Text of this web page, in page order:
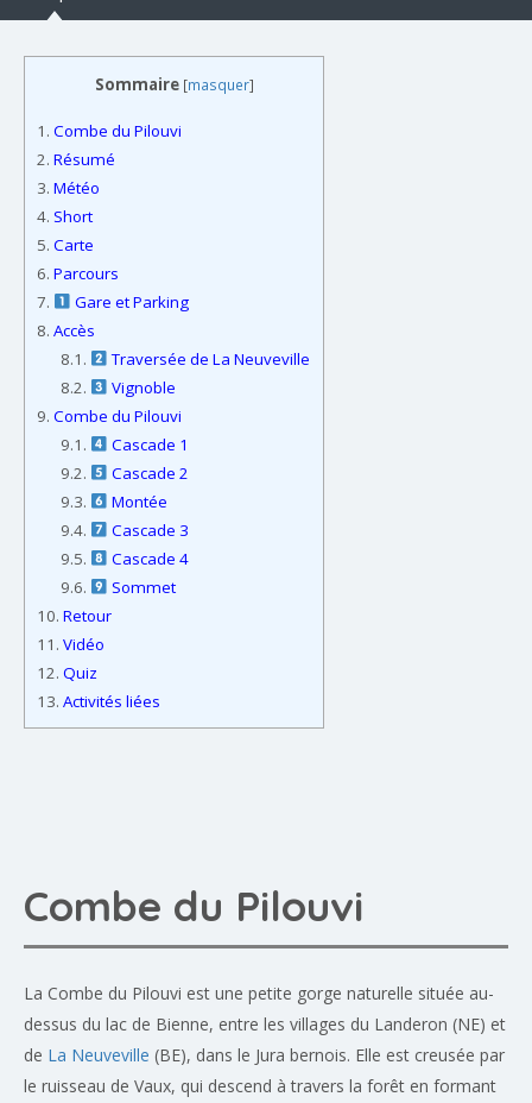
Sommaire [masquer]
1. Combe du Pilouvi
2. Résumé
3. Météo
4. Short
5. Carte
6. Parcours
7.
Gare et Parking
8. Accès
8.1.
Traversée de La Neuveville
8.2.
Vignoble
9. Combe du Pilouvi
9.1.
Cascade 1
9.2.
Cascade 2
9.3.
Montée
9.4.
Cascade 3
9.5.
Cascade 4
9.6.
Sommet
10. Retour
11. Vidéo
12. Quiz
13. Activités liées
Combe du Pilouvi
La Combe du Pilouvi est une petite gorge naturelle située au-
dessus du lac de Bienne, entre les villages du Landeron (NE) et
de La Neuveville (BE), dans le Jura bernois. Elle est creusée par
le ruisseau de Vaux, qui descend à travers la forêt en formant